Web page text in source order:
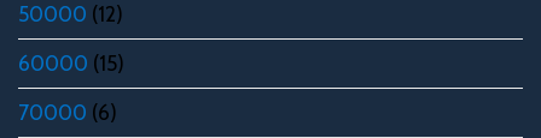
50000 (12)
60000 (15)
70000 (6)